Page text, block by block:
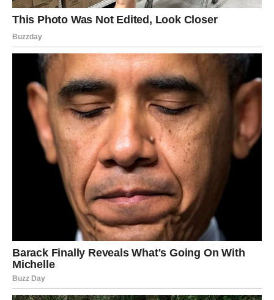
Jedna osoba mogla bi vas potpuno iznenaditi svojim
ponašanjem.
Promjene vam donose sreću
Pred vama su dani tokom kojih ništa neće biti slučajno.
RIBE
Ribe ulaze u veoma emotivan i nježan dan.
Jedna osoba pokazuje koliko joj značite, a vi konačno
osjećate veliko olakšanje.
Sudbina vam vraća osmijeh
Pred vama su trenuci puni topline i iskrenih emocija.